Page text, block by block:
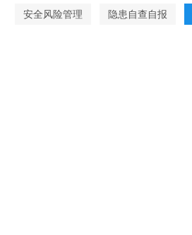
安全风险管理 隐患自查自报